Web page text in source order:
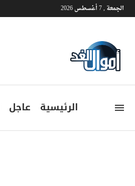
الجمعة , 7 أغسطس 2026
الرئيسية عاجل